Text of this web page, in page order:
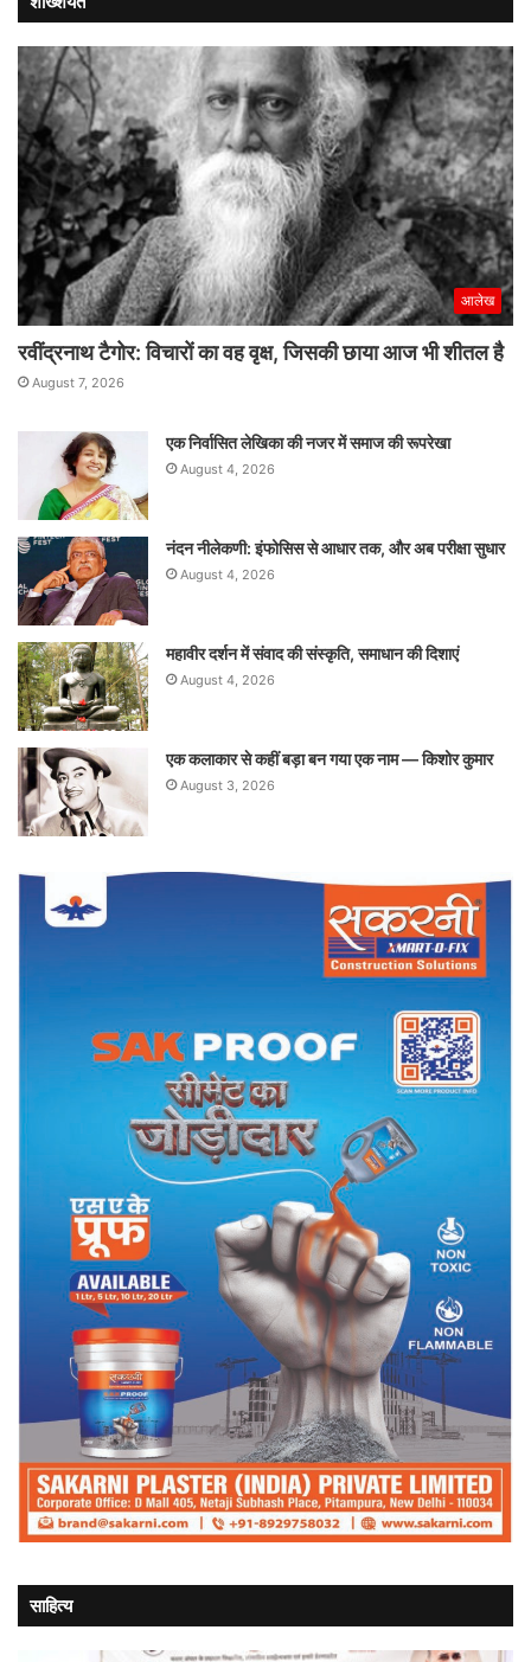
नई
रफ्तार
आलेख
रवींद्रनाथ टैगोर: विचारों का वह वृक्ष, जिसकी छाया आज भी शीतल है
August 7, 2026
एक निर्वासित लेखिका की नजर में समाज की रूपरेखा
August 4, 2026
नंदन नीलेकणी: इंफोसिस से आधार तक, और अब परीक्षा सुधार
August 4, 2026
महावीर दर्शन में संवाद की संस्कृति, समाधान की दिशाएं
August 4, 2026
एक कलाकार से कहीं बड़ा बन गया एक नाम — किशोर कुमार
August 3, 2026
साहित्य